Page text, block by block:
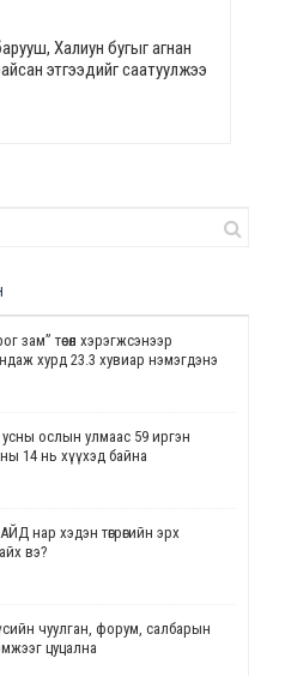
Халиун бугыг агнан
этгээдийг саатуулжээ
зам” төсөл хэрэгжсэнээр
дундаж хурд 23.3 хувиар нэмэгдэнэ
ослын улмаас 59 иргэн
14 нь хүүхэд байна
нар хэдэн төгрөгийн эрх
вэ?
чуулган, форум, салбарын
цуцална